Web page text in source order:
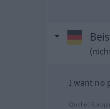
I want no
Quelle: